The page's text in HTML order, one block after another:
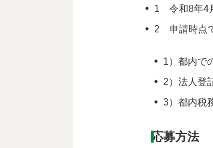
1 令和8年4
2 申請時点
1）都内で
2）法人登
3）都内税
応募方法